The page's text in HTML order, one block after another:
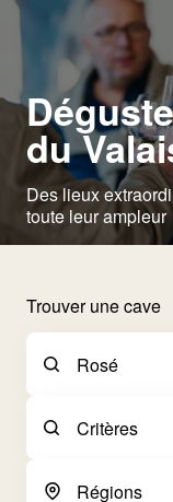
du
Des lieux
toute leur ampleur
Trouver une cave